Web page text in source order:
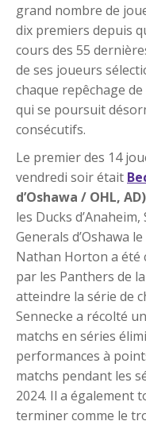
grand nombre de
dix premiers depuis
cours des 55
de ses joueurs
chaque repêchage
qui se poursuit
consécutifs.
Le premier des 14
vendredi soir était
d’Oshawa / OHL, AD)
les Ducks
Generals d’Oshawa
Nathan Horton a été
par les Panthers de
atteindre la série de
Sennecke a récolté
matchs en séries
performances à
matchs pendant les
2024. Il a également
terminer comme le